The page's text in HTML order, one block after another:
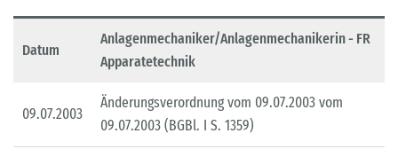
Datum
Anlagenmechaniker/Anlagenmechanikerin - FR
Apparatetechnik
09.07.2003
Änderungsverordnung vom 09.07.2003 vom
09.07.2003 (BGBl. I S. 1359)